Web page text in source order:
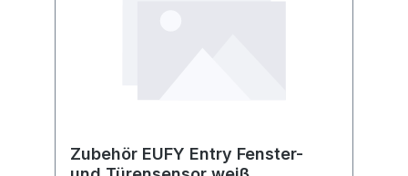
Zubehör EUFY Entry Fenster-